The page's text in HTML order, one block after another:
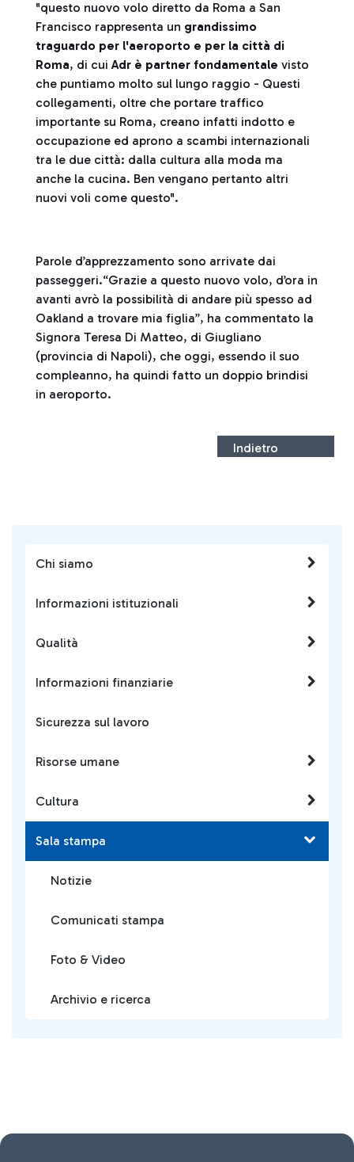
Chi siamo
Informazioni istituzionali
Qualità
Informazioni finanziarie
Sicurezza sul lavoro
Risorse umane
Cultura
Sala stampa
Notizie
Comunicati stampa
Foto & Video
Archivio e ricerca
"questo nuovo volo diretto da Roma a San
Francisco rappresenta un grandissimo
traguardo per l'aeroporto e per la città di
Roma, di cuiAdr è partner fondamentale visto
che puntiamo molto sul lungo raggio - Questi
collegamenti, oltre che portare traffico
importante su Roma, creano infatti indotto e
occupazione ed aprono a scambi internazionali
tra le due città: dalla cultura alla moda ma
anche la cucina. Ben vengano pertanto altri
nuovi voli come questo".
Parole d’apprezzamento sono arrivate dai
passeggeri.“Grazie a questo nuovo volo, d’ora in
avanti avrò la possibilità di andare più spesso ad
Oakland a trovare mia figlia”, ha commentato la
Signora Teresa Di Matteo, di Giugliano
(provincia di Napoli), che oggi, essendo il suo
compleanno, ha quindi fatto un doppio brindisi
in aeroporto.
Indietro